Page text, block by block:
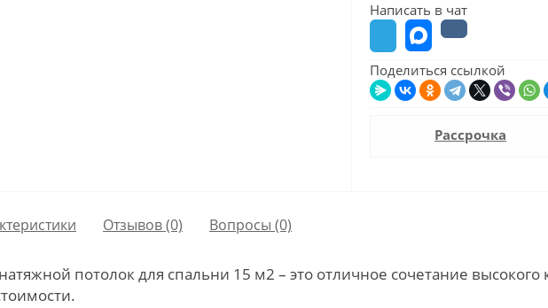
Написать в чат
Поделиться ссылкой
Рассрочка
Отзывов (0) Вопросы (0)
потолок для спальни 15 м2 – это отличное сочетание высокого